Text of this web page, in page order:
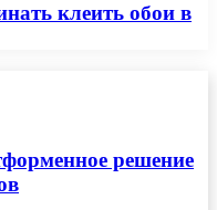
клеить обои в
решение